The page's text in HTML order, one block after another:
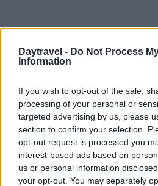
Daytravel - Do Not Process
Information
If you wish to opt-out of the sale,
processing of your personal or
targeted advertising by us, please
section to confirm your selection.
opt-out request is processed you
interest-based ads based on
us or personal information
your opt-out. You may separately